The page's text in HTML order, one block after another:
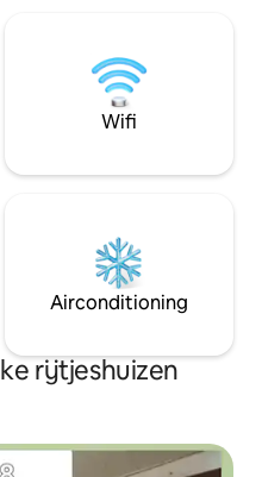
voor stellen,
reizigers,
goed opgevoede
(huisdieren).
Wifi
Airconditioning
rijtjeshuizen